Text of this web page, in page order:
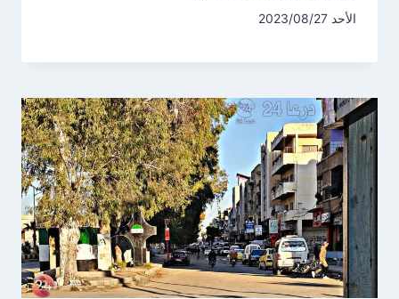
الأحد 2023/08/27